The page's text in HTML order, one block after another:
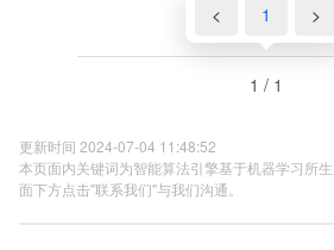
< 1 >
1 / 1
更新时间 2024-07-04 11:48:52
本页面内关键词为智能算法引擎基于机器学习所
面下方点击"联系我们"与我们沟通。